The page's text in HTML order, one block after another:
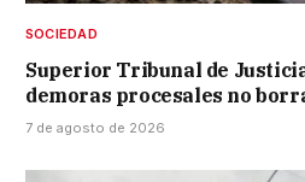
SOCIEDAD
Superior Tribunal de
demoras procesales no
7 de agosto de 2026